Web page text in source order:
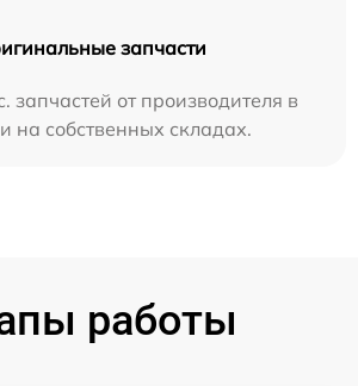
запчасти
запчастей от производителя в
на собственных складах.
работы